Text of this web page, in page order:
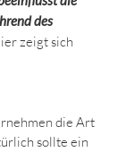
des
zeigt sich
die Art
sollte ein